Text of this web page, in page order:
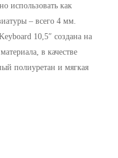
использовать как
– всего 4 мм.
10,5″ создана на
в качестве
полиуретан и мягкая